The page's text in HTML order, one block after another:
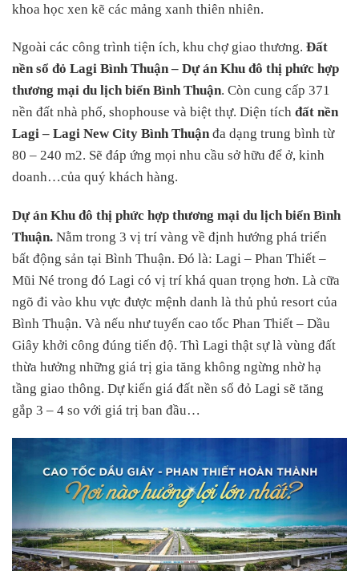
khoa học xen kẽ các mảng xanh thiên nhiên.
Ngoài các công trình tiện ích, khu chợ giao thương. Đất
nền sổ đỏ Lagi Bình Thuận – Dự án Khu đô thị phức hợp
thương mại du lịch biển Bình Thuận. Còn cung cấp 371
nền đất nhà phố, shophouse và biệt thự. Diện tích đất nền
Lagi – Lagi New City Bình Thuậnđa dạng trung bình từ
80 – 240 m2. Sẽ đáp ứng mọi nhu cầu sở hữu để ở, kinh
doanh…của quý khách hàng.
Dự án Khu đô thị phức hợp thương mại du lịch biển Bình
Thuận. Nằm trong 3 vị trí vàng về định hướng phá triển
bất động sản tại Bình Thuận. Đó là: Lagi – Phan Thiết –
Mũi Né trong đó Lagi có vị trí khá quan trọng hơn. Là cữa
ngõ đi vào khu vực được mệnh danh là thủ phủ resort của
Bình Thuận. Và nếu như tuyến cao tốc Phan Thiết – Dầu
Giây khởi công đúng tiến độ. Thì Lagi thật sự là vùng đất
thừa hưởng những giá trị gia tăng không ngừng nhờ hạ
tầng giao thông. Dự kiến giá đất nền sổ đỏ Lagi sẽ tăng
gắp 3 – 4 so với giá trị ban đầu…